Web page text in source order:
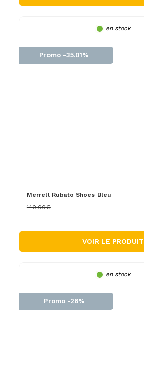
en stock
Promo -35.01%
Merrell Rubato Shoes Bleu
140.00€
VOIR LE PRODUIT
en stock
Promo -26%